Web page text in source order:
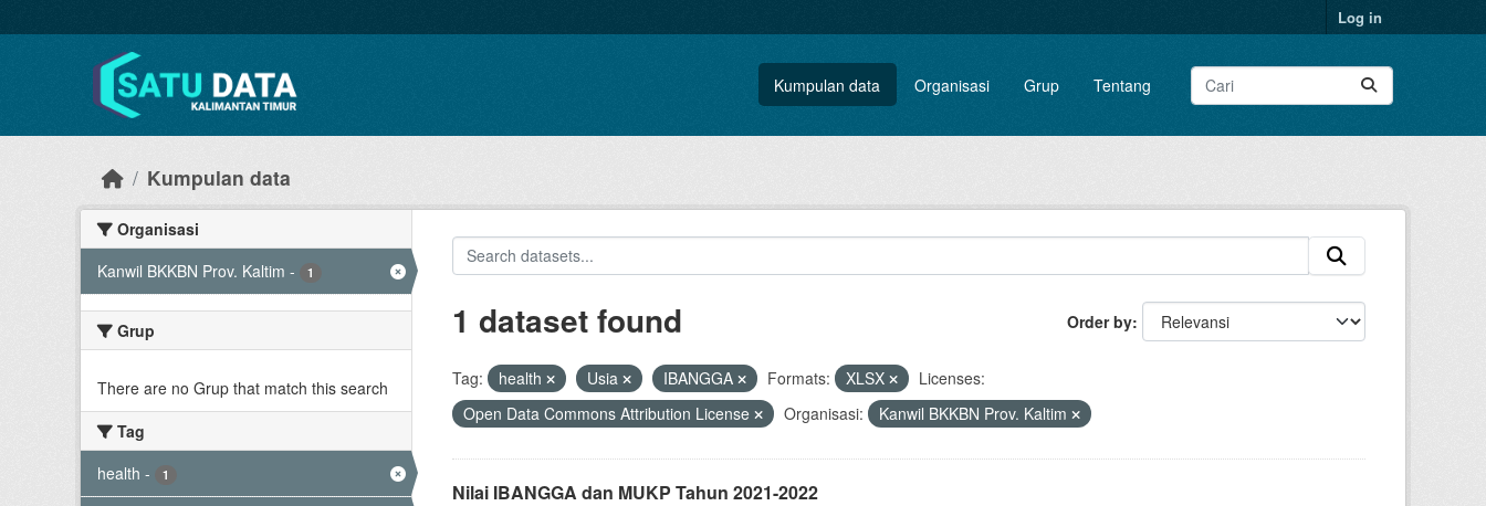
Log in
Kumpulan data Organisasi Grup Tentang
Kumpulan data
Organisasi
Kanwil BKKBN Prov. Kaltim - 1
Grup
There are no Grup that match this search
Tag
health - 1
Order by
1 dataset found
Tag: health Usia IBANGGA Formats: XLSX
Licenses:
Open Data Commons Attribution License
Organisasi: Kanwil BKKBN Prov. Kaltim
Nilai IBANGGA dan MUKP Tahun 2021-2022